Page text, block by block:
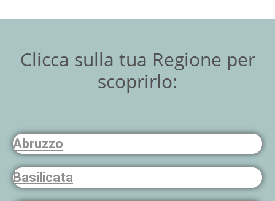
Clicca sulla tua Regione per
scoprirlo:
Abruzzo
Basilicata